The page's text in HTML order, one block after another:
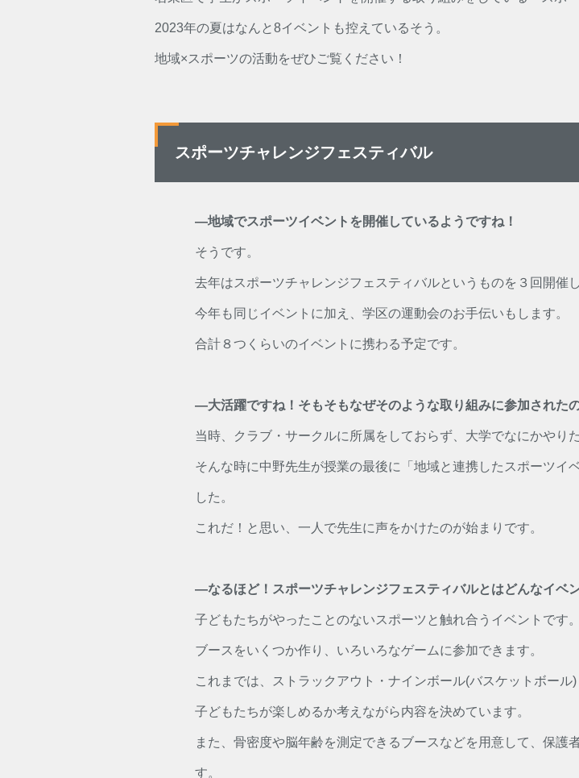
2023年の夏はなんと8イベントも控えているそう。
地域×スポーツの活動をぜひご覧ください！
スポーツチャレンジフェスティバル
―地域でスポーツイベントを開催しているようですね！
そうです。
去年はスポーツチャレンジフェスティバルというものを３回開催し
今年も同じイベントに加え、学区の運動会のお手伝いもします。
合計８つくらいのイベントに携わる予定です。
―大活躍ですね！そもそもなぜそのような取り組みに参加された
当時、クラブ・サークルに所属をしておらず、大学でなにかやり
そんな時に中野先生が授業の最後に「地域と連携したスポーツイ
した。
これだ！と思い、一人で先生に声をかけたのが始まりです。
―なるほど！スポーツチャレンジフェスティバルとはどんなイベ
子どもたちがやったことのないスポーツと触れ合うイベントです。
ブースをいくつか作り、いろいろなゲームに参加できます。
これまでは、ストラックアウト・ナインボール(バスケットボー
子どもたちが楽しめるか考えながら内容を決めています。
また、骨密度や脳年齢を測定できるブースなどを用意して、保護
す。